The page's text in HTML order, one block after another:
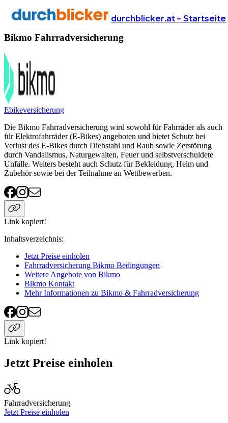
durchblicker.at – Startseite
Anbieter Versicherung fahrradversicherung Bikmo
Bikmo Fahrradversicherung
Ebikeversicherung
Die Bikmo Fahrradversicherung wird sowohl für Fahrräder als auch
für Elektrofahrräder (E-Bikes) angeboten und bietet Schutz bei
Verlust des E-Bikes durch Diebstahl und Raub sowie Zerstörung
durch Vandalismus, Naturgewalten, Feuer und selbstverschuldete
Unfälle. Weiters besteht auch Schutz für Bekleidung, Helm und
Zubehör sowie bei der Teilnahme an Wettbewerben.
Link kopiert!
Inhaltsverzeichnis:
Jetzt Preise einholen
Fahrradversicherung Bikmo Bedingungen
Weitere Angebote von Bikmo
Bikmo Kontakt
Mehr Informationen zu Bikmo & Fahrradversicherung
Link kopiert!
Jetzt Preise einholen
Fahrradversicherung
Jetzt Preise einholen